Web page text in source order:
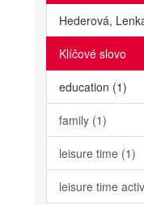
Hederová,
Klíčové slovo
education (1)
family (1)
leisure time (1)
leisure time